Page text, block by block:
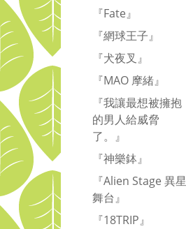
『Fate』
『網球王子』
『犬夜叉』
『MAO 摩緒』
『我讓最想被擁抱
的男人給威脅
了。』
『神樂鉢』
『Alien Stage 異星
舞台』
『18TRIP』